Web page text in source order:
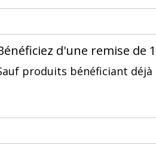
d'une remise de
produits bénéficiant